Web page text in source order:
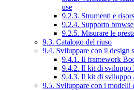
use
9.2.3. Strumenti e
9.2.4. Supporto
9.2.5. Misurare le
9.3. Catalogo del riuso
9.4. Sviluppare con il design
9.4.1. Il framework
9.4.2. Il kit di sviluppo
9.4.3. Il kit di sviluppo
9.5. Sviluppare con i modelli